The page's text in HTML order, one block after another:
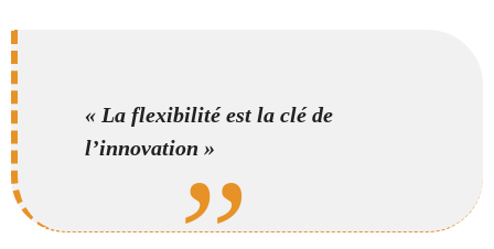
« La flexibilité est la clé de
l’innovation »